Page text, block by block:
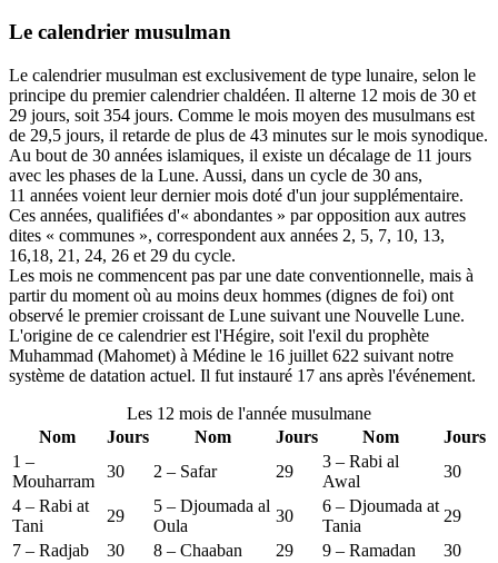
Le calendrier musulman
Le calendrier musulman est exclusivement de type lunaire, selon le
principe du premier calendrier chaldéen. Il alterne 12 mois de 30 et
29 jours, soit 354 jours. Comme le mois moyen des musulmans est
de 29,5 jours, il retarde de plus de 43 minutes sur le mois synodique.
Au bout de 30 années islamiques, il existe un décalage de 11 jours
avec les phases de la Lune. Aussi, dans un cycle de 30 ans,
11 années voient leur dernier mois doté d'un jour supplémentaire.
Ces années, qualifiées d'« abondantes » par opposition aux autres
dites « communes », correspondent aux années 2, 5, 7, 10, 13,
16,18, 21, 24, 26 et 29 du cycle.
Les mois ne commencent pas par une date conventionnelle, mais à
partir du moment où au moins deux hommes (dignes de foi) ont
observé le premier croissant de Lune suivant une Nouvelle Lune.
L'origine de ce calendrier est l'Hégire, soit l'exil du prophète
Muhammad (Mahomet) à Médine le 16 juillet 622 suivant notre
système de datation actuel. Il fut instauré 17 ans après l'événement.
Les 12 mois de l'année musulmane
Nom
Jours Nom Jours Nom
Jours
1 –
Mouharram
30 2 – Safar 29
3 – Rabi al
Awal
30
4 – Rabi at
Tani
29
5 – Djoumada al
Oula
30
6 – Djoumada at
Tania
29
7 – Radjab
30 8 – Chaaban 29 9 – Ramadan
30